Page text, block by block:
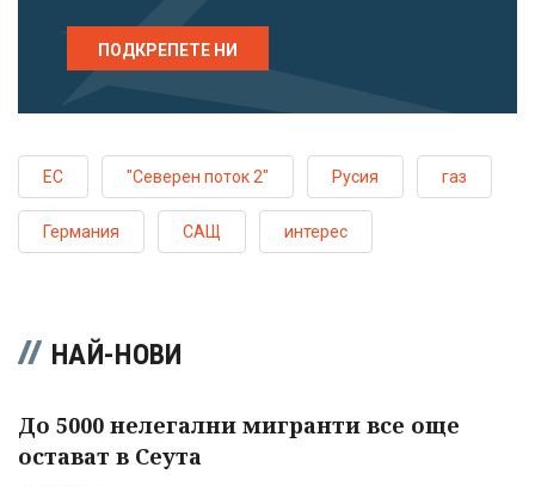
ПОДКРЕПЕТЕ НИ
ЕС "Северен поток 2" Русия газ
Германия САЩ интерес
НАЙ-НОВИ
До 5000 нелегални мигранти все още
остават в Сеута